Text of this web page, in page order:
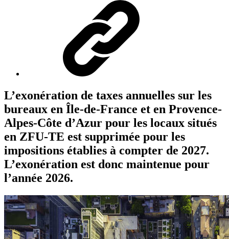
L’exonération de taxes annuelles sur les
bureaux en Île-de-France et en Provence-
Alpes-Côte d’Azur pour les locaux situés
en ZFU-TE est supprimée pour les
impositions établies à compter de 2027.
L’exonération est donc maintenue pour
l’année 2026.